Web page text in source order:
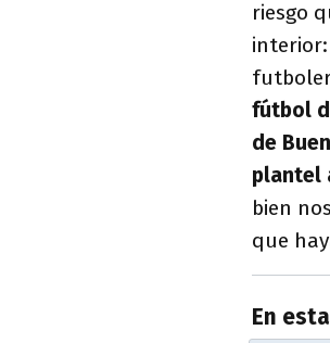
riesgo
fútbol
de
plantel
bien
que
En